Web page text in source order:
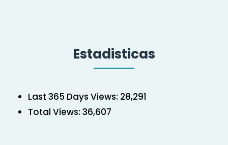
Estadisticas
Last 365 Days Views: 28,291
Total Views: 36,607